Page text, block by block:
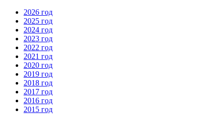
2026 год
2025 год
2024 год
2023 год
2022 год
2021 год
2020 год
2019 год
2018 год
2017 год
2016 год
2015 год